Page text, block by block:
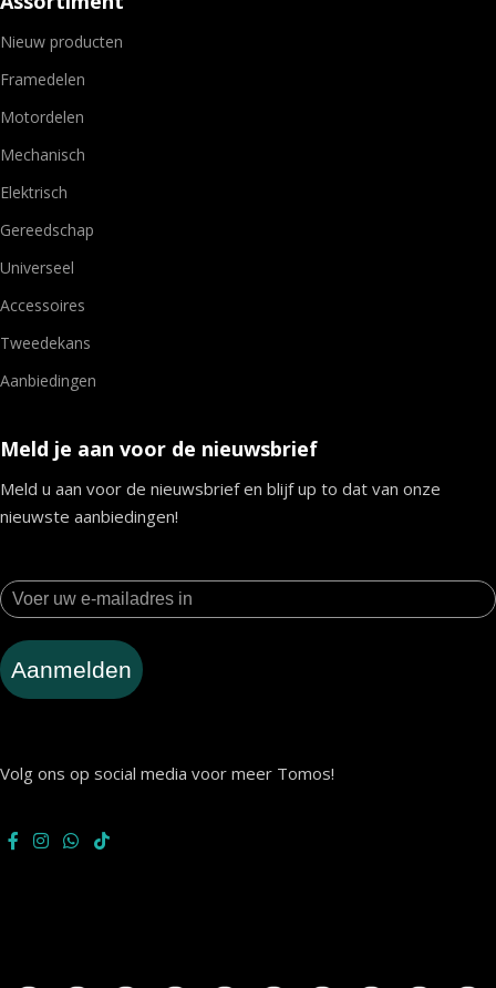
Nieuw producten
Framedelen
Motordelen
Mechanisch
Elektrisch
Gereedschap
Universeel
Accessoires
Tweedekans
Aanbiedingen
Meld je aan voor de nieuwsbrief
Meld u aan voor de nieuwsbrief en blijf up to dat van onze
nieuwste aanbiedingen!
Aanmelden
Volg ons op social media voor meer Tomos!